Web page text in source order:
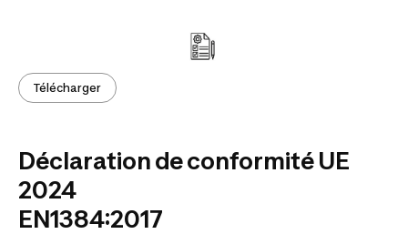
Télécharger
Déclaration de conformité UE
2024
EN1384:2017